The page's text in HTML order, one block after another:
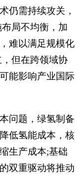
仍需持续攻关，
局不均衡，加
难以满足规模化
但在跨领域协
能影响产业国际
问题，绿氢制备
低氢能成本，核
生产成本;基础
双重驱动将推动